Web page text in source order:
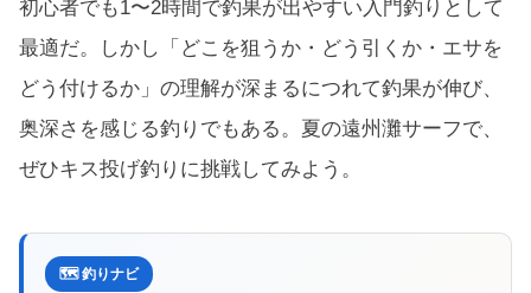
初心者でも1〜2時間で釣果が出やすい入門釣りとして
最適だ。しかし「どこを狙うか・どう引くか・エサを
どう付けるか」の理解が深まるにつれて釣果が伸び、
奥深さを感じる釣りでもある。夏の遠州灘サーフで、
ぜひキス投げ釣りに挑戦してみよう。
🗺️ 釣りナビ